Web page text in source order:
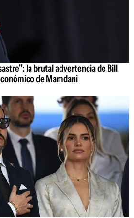
la brutal advertencia de Bill
de Mamdani